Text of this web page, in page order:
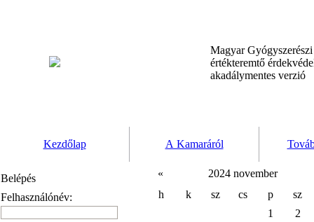
Magyar
értékteremtő
akadálymentes verzió
Kezdőlap A Kamaráról
Belépés
Felhasználónév:
«
2024 november
h
k sz cs p
sz
1
2